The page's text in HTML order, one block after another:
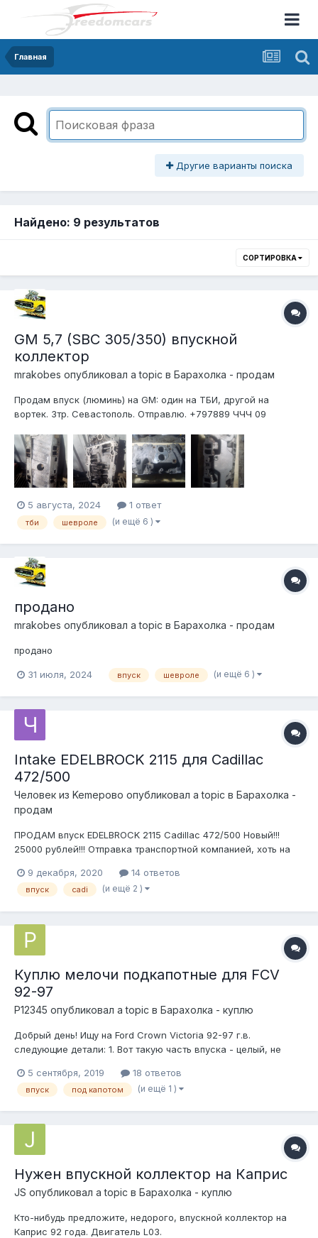
Главная
Другие варианты поиска
Найдено: 9 результатов
СОРТИРОВКА
GM 5,7 (SBC 305/350) впускной
коллектор
mrakobes опубликовал a topic в Барахолка - продам
Продам впуск (люминь) на GM: один на ТБИ, другой на
вортек. 3тр. Севастополь. Отправлю. +797889 ЧЧЧ 09
5 августа, 2024 1 ответ
тби шевроле (и ещё 6 )
продано
mrakobes опубликовал a topic в Барахолка - продам
продано
31 июля, 2024 впуск шевроле (и ещё 6 )
Intake EDELBROCK 2115 для Cadillac
472/500
Человек из Kemepoвo опубликовал a topic в Барахолка -
продам
ПРОДАМ впуск EDELBROCK 2115 Cadillac 472/500 Новый!!!
25000 рублей!!! Отправка транспортной компанией, хоть на
9 декабря, 2020
14 ответов
впуск cadi (и ещё 2 )
Куплю мелочи подкапотные для FCV
92-97
P12345 опубликовал a topic в Барахолка - куплю
Добрый день! Ищу на Ford Crown Victoria 92-97 г.в.
следующие детали: 1. Вот такую часть впуска - целый, не
кронштейну). Цифра 1 на картинке. 2. Кронштейн для ВВ-
проводов - целый, со всеми целыми крепления...
5 сентября, 2019 18 ответов
впуск под капотом (и ещё 1 )
Нужен впускной коллектор на Каприс
JS опубликовал a topic в Барахолка - куплю
Кто-нибудь предложите, недорого, впускной коллектор на
Каприс 92 года. Двигатель L03.